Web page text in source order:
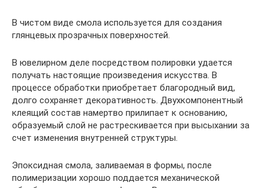
В чистом виде смола используется для создания
глянцевых прозрачных поверхностей.
В ювелирном деле посредством полировки удается
получать настоящие произведения искусства. В
процессе обработки приобретает благородный вид,
долго сохраняет декоративность. Двухкомпонентный
клеящий состав намертво прилипает к основанию,
образуемый слой не растрескивается при высыхании за
счет изменения внутренней структуры.
Эпоксидная смола, заливаемая в формы, после
полимеризации хорошо поддается механической